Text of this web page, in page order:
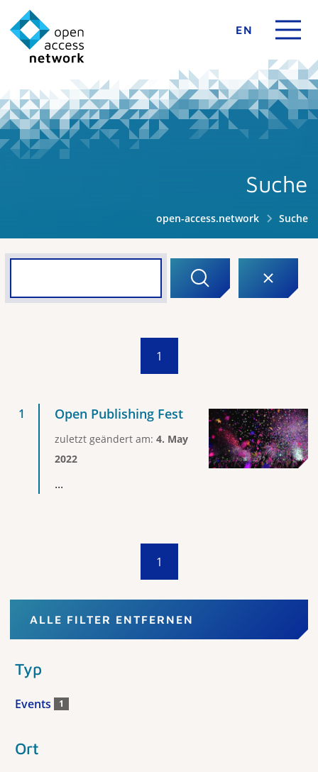
EN
Suche
open-access.network Suche
1
Open Publishing Fest
zuletzt geändert am: 4. May
2022
...
1
ALLE FILTER ENTFERNEN
Typ
Events 1
Ort